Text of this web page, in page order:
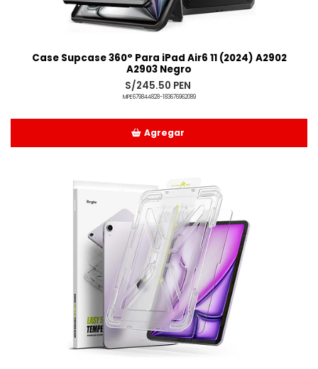
Case Supcase 360° Para iPad Air6 11 (2024) A2902
A2903 Negro
S/245.50 PEN
MPE679844828-183676962089
Agregar